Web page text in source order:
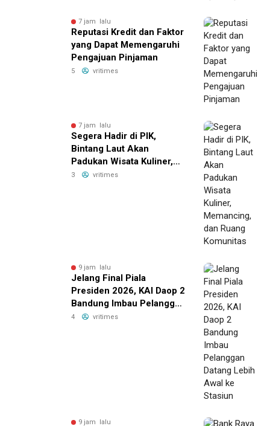
7 jam lalu
Reputasi Kredit dan Faktor
yang Dapat Memengaruhi
Pengajuan Pinjaman
5 vritimes
7 jam lalu
Segera Hadir di PIK,
Bintang Laut Akan
Padukan Wisata Kuliner,
Memancing, dan Ruang
3 vritimes
9 jam lalu
Jelang Final Piala
Presiden 2026, KAI Daop 2
Bandung Imbau Pelanggan
Datang Lebih Awal ke
4 vritimes
9 jam lalu